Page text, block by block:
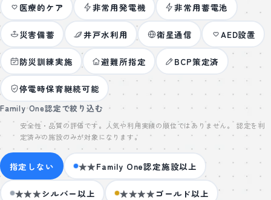
医療的ケア 非常用発電機 非常用蓄電池
災害備蓄 井戸水利用 衛星通信 AED設置
防災訓練実施 避難所指定 BCP策定済
停電時保育継続可能
Family One認定で絞り込む
安全性・品質の評価です。人気や利用実績の順位ではありません。 認定を判
定済みの施設のみが対象になります。
指定しない ★★Family One認定施設以上
★★★シルバー以上 ★★★★ゴールド以上